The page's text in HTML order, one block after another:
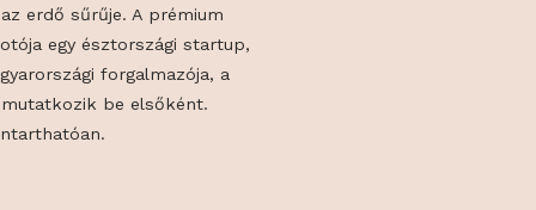
vissza a természetbe!
ÖÖD Tükörházak. Az ÖÖD
a környezetbe, legyen az egy
vagy akár az erdő sűrűje. A prémium